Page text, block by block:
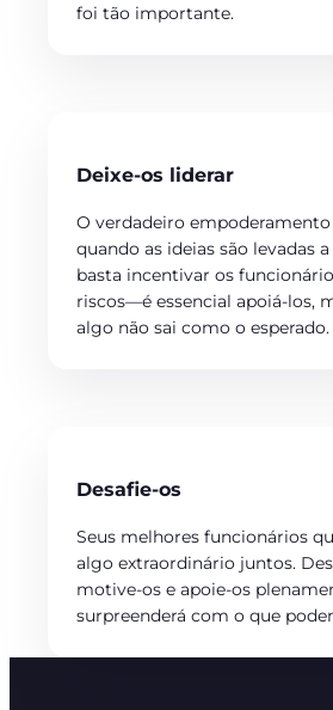
foi tão importante.
Deixe-os liderar
O verdadeiro
quando as ideias são levadas
basta incentivar os
riscos—é essencial apoiá-los,
algo não sai como o esperado.
Desafie-os
Seus melhores funcionários
algo extraordinário juntos.
motive-os e apoie-os
surpreenderá com o que